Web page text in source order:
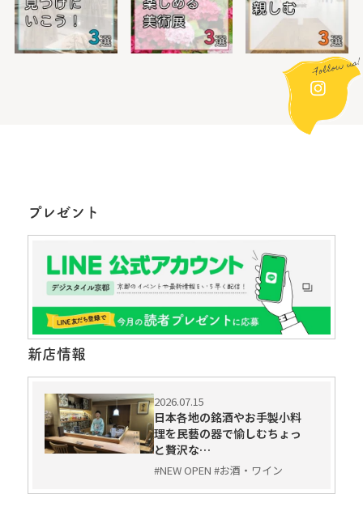
プレゼント
新店情報
2026.07.15
日本各地の銘酒やお手製小料
理を民藝の器で愉しむちょっ
と贅沢な…
#NEW OPEN #お酒・ワイン